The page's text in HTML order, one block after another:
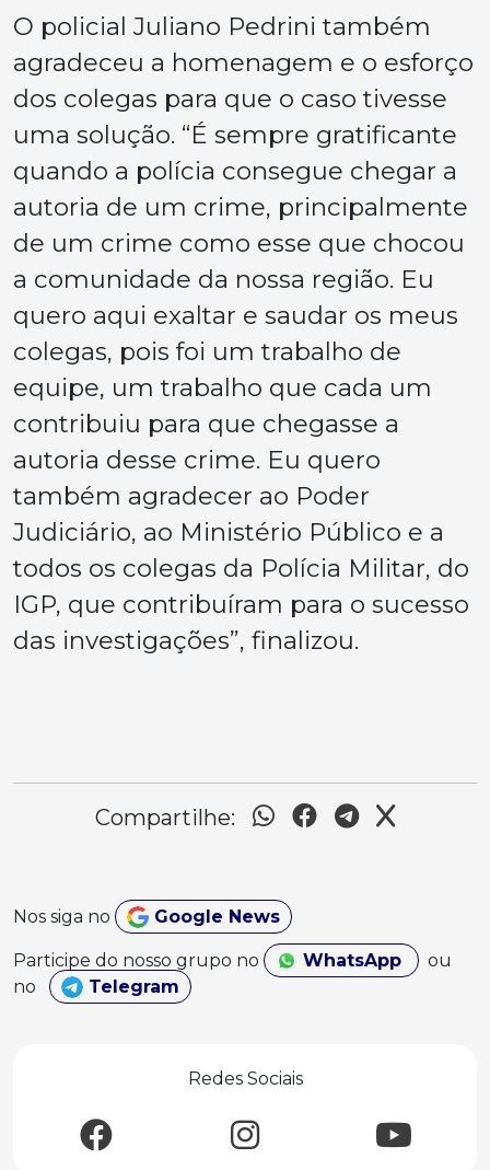
O policial Juliano Pedrini também
agradeceu a homenagem e o esforço
dos colegas para que o caso tivesse
uma solução. “É sempre gratificante
quando a polícia consegue chegar a
autoria de um crime, principalmente
de um crime como esse que chocou
a comunidade da nossa região. Eu
quero aqui exaltar e saudar os meus
colegas, pois foi um trabalho de
equipe, um trabalho que cada um
contribuiu para que chegasse a
autoria desse crime. Eu quero
também agradecer ao Poder
Judiciário, ao Ministério Público e a
todos os colegas da Polícia Militar, do
IGP, que contribuíram para o sucesso
das investigações”, finalizou.
Compartilhe:
Nos siga no Google News
Participe do nosso grupo no WhatsApp
ou
no
Telegram
Redes Sociais